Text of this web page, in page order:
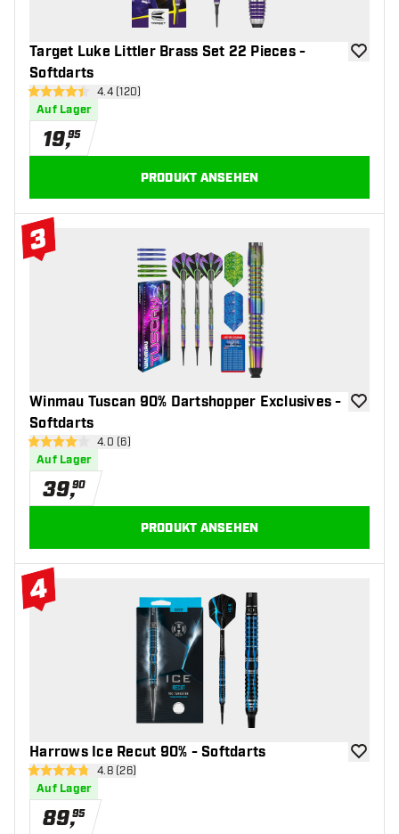
Target Luke Littler Brass Set 22 Pieces -
Softdarts
Bewertungsbereich öffnen
4.4 Bewertungssterne
4.4 (120)
Auf Lager
Zur
19,95
PRODUKT ANSEHEN
3
#3 Top 10
Winmau Tuscan 90% Dartshopper Exclusives -
Softdarts
Bewertungsbereich öffnen
4 Bewertungssterne
4.0 (6)
Auf Lager
Zur
39,90
PRODUKT ANSEHEN
4
#4 Top 10
Harrows Ice Recut 90% - Softdarts
Bewertungsbereich öffnen
4.8 Bewertungssterne
4.8 (26)
Auf Lager
Zur
89,95